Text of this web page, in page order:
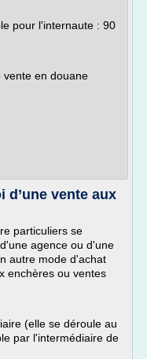
pour l'internaute : 90
vente en douane
d’une vente aux
particuliers se
agence ou d'une
autre mode d'achat
enchères ou ventes
(elle se déroule au
par l'intermédiaire de